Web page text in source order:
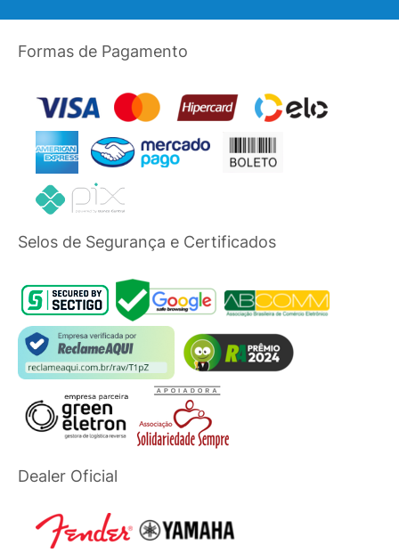
Formas de Pagamento
Selos de Segurança e Certificados
Dealer Oficial